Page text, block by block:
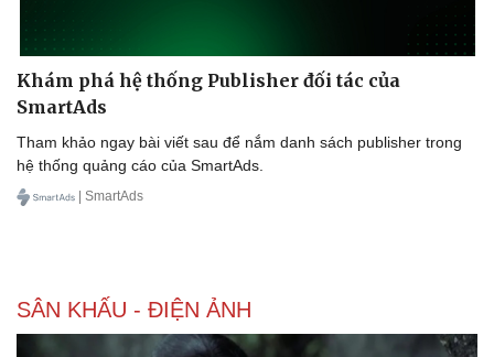
Khám phá hệ thống Publisher đối tác của
SmartAds
Tham khảo ngay bài viết sau để nắm danh sách publisher trong
hệ thống quảng cáo của SmartAds.
| SmartAds
SÂN KHẤU - ĐIỆN ẢNH